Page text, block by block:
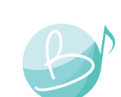
content